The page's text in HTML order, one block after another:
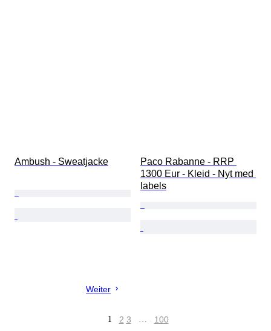
Ambush - Sweatjacke
Paco Rabanne - RRP
1300 Eur - Kleid - Nyt med
labels
Weiter
1 2 3 … 100